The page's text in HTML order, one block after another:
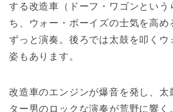
する改造車（ドーフ・ワゴンという
ち、ウォー・ボーイズの士気を高め
ずっと演奏。後ろでは太鼓を叩くウ
姿もあります。
改造車のエンジンが爆音を発し、太
ター男のロックな演奏が荒野に響く